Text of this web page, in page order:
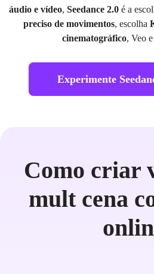
áudio e vídeo, Seedance 2.0 é a
preciso de movimentos, escolha
cinematográfico, Veo
Experimente
Como criar
mult cena